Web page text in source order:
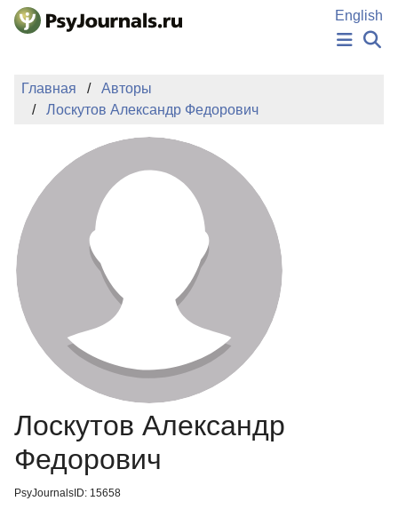
Перейти к основному содержанию
English
ИЗДАНИЯ
АВТОРЫ
ПОДАТЬ РУКОПИСЬ
БАЗА ЗНАНИЙ
КЛЮЧЕВЫЕ СЛОВА
Регистрация
Главная
Авторы
Лоскутов Александр Федорович
Лоскутов Александр
Федорович
PsyJournalsID: 15658